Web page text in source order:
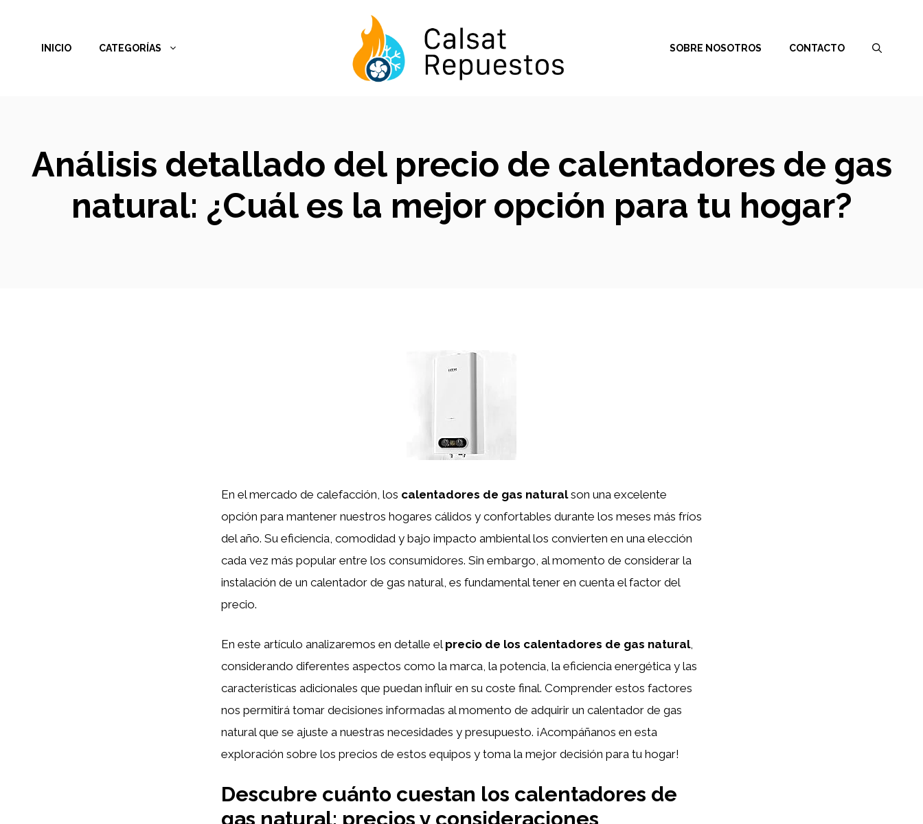
contenidoINICIO CATEGORÍAS SOBRE NOSOTROS CONTACTO
Análisis detallado del precio de calentadores de gas
natural: ¿Cuál es la mejor opción para tu hogar?
En el mercado de calefacción, los calentadores de gas naturalson una excelente
opción para mantener nuestros hogares cálidos y confortables durante los meses más fríos
del año. Su eficiencia, comodidad y bajo impacto ambiental los convierten en una elección
cada vez más popular entre los consumidores. Sin embargo, al momento de considerar la
instalación de un calentador de gas natural, es fundamental tener en cuenta el factor del
precio.
En este artículo analizaremos en detalle el precio de los calentadores de gas natural,
considerando diferentes aspectos como la marca, la potencia, la eficiencia energética y las
características adicionales que puedan influir en su coste final. Comprender estos factores
nos permitirá tomar decisiones informadas al momento de adquirir un calentador de gas
natural que se ajuste a nuestras necesidades y presupuesto. ¡Acompáñanos en esta
exploración sobre los precios de estos equipos y toma la mejor decisión para tu hogar!
Descubre cuánto cuestan los calentadores de
gas natural: precios y consideraciones